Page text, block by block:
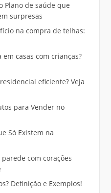
Plano de saúde que
surpresas
na compra de telhas:
casas com crianças?
eficiente? Veja
para Vender no
Só Existem na
com corações
Definição e Exemplos!